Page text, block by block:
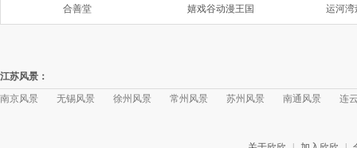
合善堂 嬉戏谷动漫王国 运河湾
江苏风景：
南京风景
无锡风景 徐州风景 常州风景 苏州风景 南通风景 连